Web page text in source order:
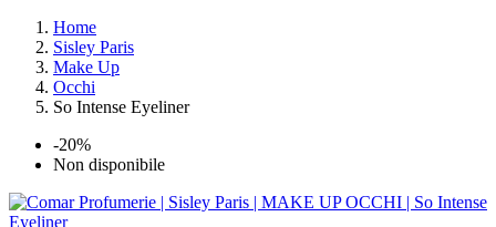
Home
Sisley Paris
Make Up
Occhi
So Intense Eyeliner
-20%
Non disponibile